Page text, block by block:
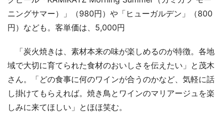
ニングサマー）」（980円）や「ヒューガルデン」（800
円）なども。客単価は、5,000円
「炭火焼きは、素材本来の味が楽しめるのが特徴。各地
域で大切に育てられた食材のおいしさを伝えたい」と茂木
さん。「どの食事に何のワインが合うのかなど、気軽に話
し掛けてもらえれば。焼き鳥とワインのマリアージュを楽
しみに来てほしい」とほほ笑む。